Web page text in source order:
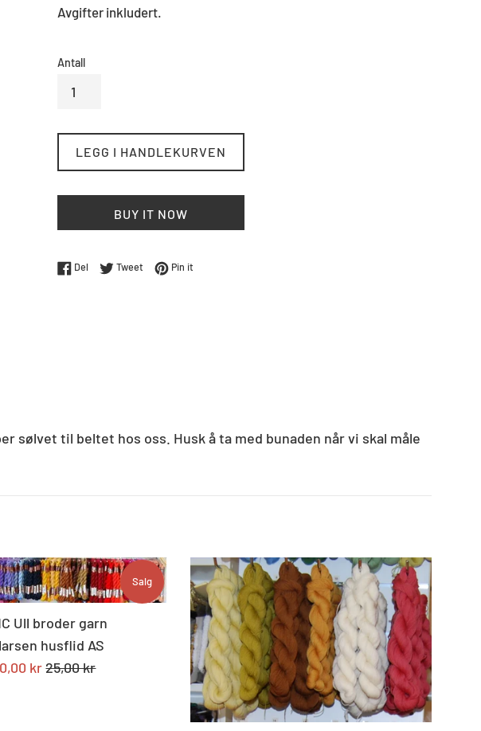
Avgifter inkludert.
Antall
LEGG I HANDLEKURVEN
BUY IT NOW
Del Del på Facebook
Tweet Tweet på Twitter
Pin it
sølvet til beltet hos oss. Husk å ta med bunaden når vi skal måle
Ull broder garn
husflid AS
krStandard
25,00 kr
Salg